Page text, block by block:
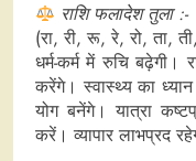
राशि फलादेश तुला :-
(रा, री, रू, रे, रो, ता,
धर्म-कर्म में रुचि बढ़ेगी।
करेंगे। स्वास्थ्य का
योग बनेंगे। यात्रा
करें। व्यापार लाभप्रद